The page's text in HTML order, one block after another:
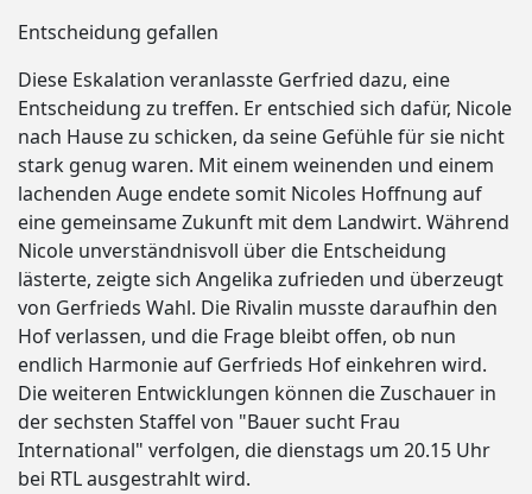
Entscheidung gefallen
Diese Eskalation veranlasste Gerfried dazu, eine
Entscheidung zu treffen. Er entschied sich dafür, Nicole
nach Hause zu schicken, da seine Gefühle für sie nicht
stark genug waren. Mit einem weinenden und einem
lachenden Auge endete somit Nicoles Hoffnung auf
eine gemeinsame Zukunft mit dem Landwirt. Während
Nicole unverständnisvoll über die Entscheidung
lästerte, zeigte sich Angelika zufrieden und überzeugt
von Gerfrieds Wahl. Die Rivalin musste daraufhin den
Hof verlassen, und die Frage bleibt offen, ob nun
endlich Harmonie auf Gerfrieds Hof einkehren wird.
Die weiteren Entwicklungen können die Zuschauer in
der sechsten Staffel von "Bauer sucht Frau
International" verfolgen, die dienstags um 20.15 Uhr
bei RTL ausgestrahlt wird.